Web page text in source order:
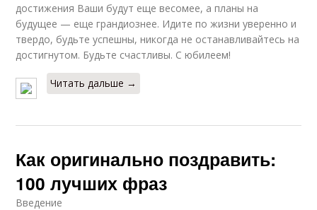
достижения Ваши будут еще весомее, а планы на
будущее — еще грандиознее. Идите по жизни уверенно и
твердо, будьте успешны, никогда не останавливайтесь на
достигнутом. Будьте счастливы. С юбилеем!
Читать дальше →
Как оригинально поздравить:
100 лучших фраз
Введение